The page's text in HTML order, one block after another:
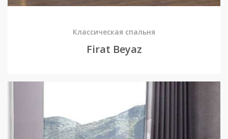
Классическая спальня
Firat Beyaz